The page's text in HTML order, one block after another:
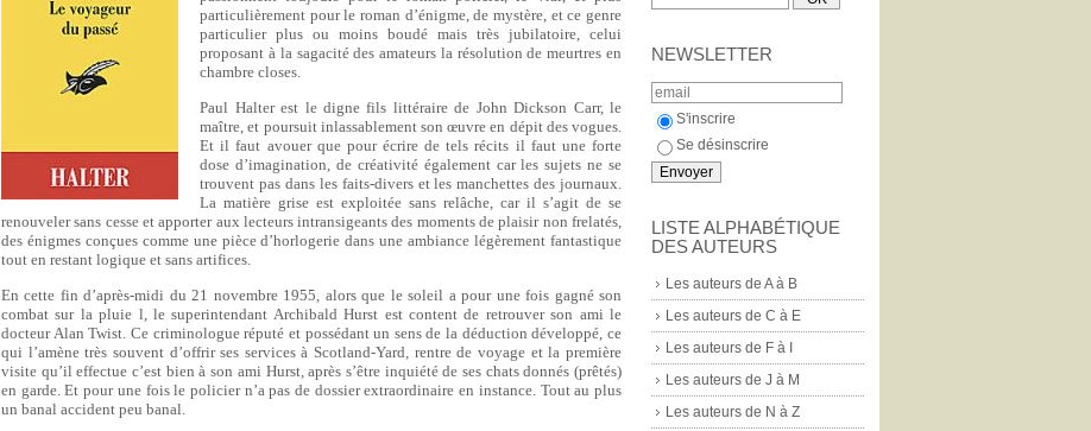
NEWSLETTER
S'inscrire
Se désinscrire
LISTE ALPHABÉTIQUE
DES AUTEURS
Les auteurs de A à B
Les auteurs de C à E
Les auteurs de F à I
Les auteurs de J à M
Les auteurs de N à Z
particulièrement pour le roman d’énigme, de mystère, et ce genre
particulier plus ou moins boudé mais très jubilatoire, celui
proposant à la sagacité des amateurs la résolution de meurtres en
chambre closes.
Paul Halter est le digne fils littéraire de John Dickson Carr, le
maître, et poursuit inlassablement son œuvre en dépit des vogues.
Et il faut avouer que pour écrire de tels récits il faut une forte
dose d’imagination, de créativité également car les sujets ne se
trouvent pas dans les faits-divers et les manchettes des journaux.
La matière grise est exploitée sans relâche, car il s’agit de se
renouveler sans cesse et apporter aux lecteurs intransigeants des moments de plaisir non frelatés,
des énigmes conçues comme une pièce d’horlogerie dans une ambiance légèrement fantastique
tout en restant logique et sans artifices.
En cette fin d’après-midi du 21 novembre 1955, alors que le soleil a pour une fois gagné son
combat sur la pluie l, le superintendant Archibald Hurst est content de retrouver son ami le
docteur Alan Twist. Ce criminologue réputé et possédant un sens de la déduction développé, ce
qui l’amène très souvent d’offrir ses services à Scotland-Yard, rentre de voyage et la première
visite qu’il effectue c’est bien à son ami Hurst, après s’être inquiété de ses chats donnés (prêtés)
en garde. Et pour une fois le policier n’a pas de dossier extraordinaire en instance. Tout au plus
un banal accident peu banal.